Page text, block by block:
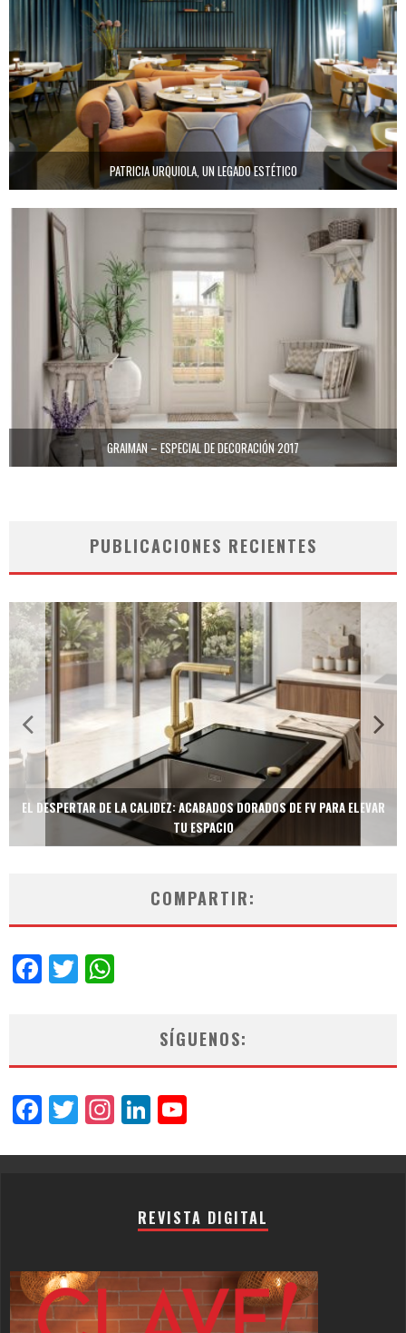
PATRICIA URQUIOLA, UN LEGADO ESTÉTICO
GRAIMAN – ESPECIAL DE DECORACIÓN 2017
PUBLICACIONES RECIENTES
TECNOLOGÍA Y BIENESTAR DE VANGUARDIA: EL INODORO INTELIGENTE
NEOTECH DE FV.
COMPARTIR:
Facebook
Twitter
SÍGUENOS:
Facebook
Twitter
Instagram
LinkedIn
REVISTA DIGITAL